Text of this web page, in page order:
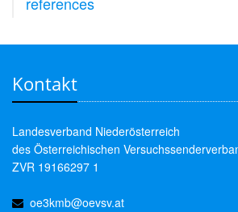
Kontakt
Landesverband Niederösterreich
des Österreichischen
ZVR 19166297 1
oe3kmb@oevsv.at